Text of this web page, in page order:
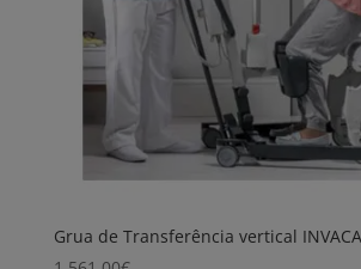
Grua de Transferência vertical